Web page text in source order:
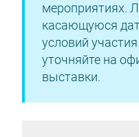
мероприятиях.
касающуюся
условий
уточняйте на
выставки.